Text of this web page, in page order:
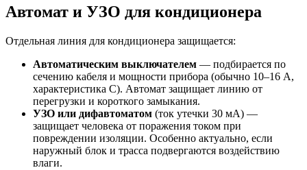
Автомат и УЗО для кондиционера
Отдельная линия для кондиционера защищается:
Автоматическим выключателем — подбирается по
сечению кабеля и мощности прибора (обычно 10–16 А,
характеристика C). Автомат защищает линию от
перегрузки и короткого замыкания.
УЗО или дифавтоматом (ток утечки 30 мА) —
защищает человека от поражения током при
повреждении изоляции. Особенно актуально, если
наружный блок и трасса подвергаются воздействию
влаги.